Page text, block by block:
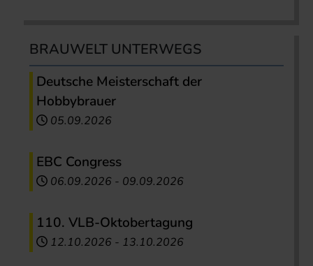
BRAUWELT UNTERWEGS
Deutsche Meisterschaft der
Hobbybrauer
05.09.2026
EBC Congress
06.09.2026 - 09.09.2026
110. VLB-Oktobertagung
12.10.2026 - 13.10.2026